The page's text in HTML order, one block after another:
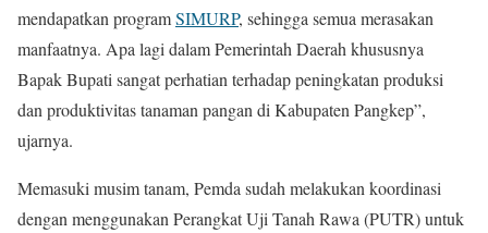
mendapatkan programSIMURP, sehingga semua merasakan
manfaatnya. Apa lagi dalam Pemerintah Daerah khususnya
Bapak Bupati sangat perhatian terhadap peningkatan produksi
dan produktivitas tanaman pangan di Kabupaten Pangkep”,
ujarnya.
Memasuki musim tanam, Pemda sudah melakukan koordinasi
dengan menggunakan Perangkat Uji Tanah Rawa (PUTR) untuk